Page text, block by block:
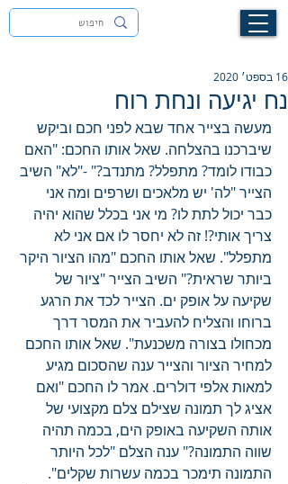
נח יגיעה ונחת רוח
16 בספט׳ 2020
מעשה בצייר אחד שבא לפני חכם וביקש
שיברכנו בהצלחה. שאל אותו החכם: "האם
כבודו לומד? מתפלל? מתנדב?" -"לא" השיב
הצייר "לה' יש מלאכים ושרפים ומה אני
כבר יכול לתת לו? מי אני בכלל שהוא יהיה
צריך אותי?! זה לא יחסר לו אם אני לא
מתפלל". שאל אותו החכם "מהו הציור היקר
ביותר שראית?" השיב הצייר "ציור של
שקיעה על אופק ים. הצייר לכד את הרגע
ברוחו והצליח להעביר את המסר דרך
מכחולו בצורה משכנעת". שאל אותו החכם
למחיר הציור והצייר ענה שהסכום מגיע
למאות אלפי דולרים. אמר לו החכם "ואם
אציג לך תמונה שצילם צלם מקצועי של
אותה השקיעה באופק הים, בכמה תהיה
שווה התמונה?" ענה הצלם "לכל היותר
התמונה תימכר בכמה עשרות שקלים".